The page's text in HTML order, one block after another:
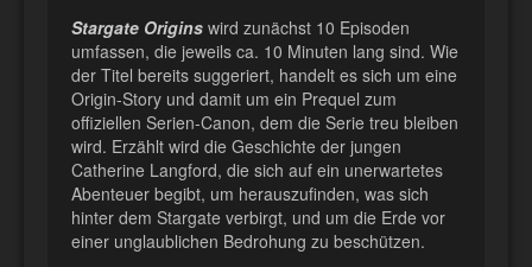
Stargate Origins wird zunächst 10 Episoden
umfassen, die jeweils ca. 10 Minuten lang sind. Wie
der Titel bereits suggeriert, handelt es sich um eine
Origin-Story und damit um ein Prequel zum
offiziellen Serien-Canon, dem die Serie treu bleiben
wird. Erzählt wird die Geschichte der jungen
Catherine Langford, die sich auf ein unerwartetes
Abenteuer begibt, um herauszufinden, was sich
hinter dem Stargate verbirgt, und um die Erde vor
einer unglaublichen Bedrohung zu beschützen.